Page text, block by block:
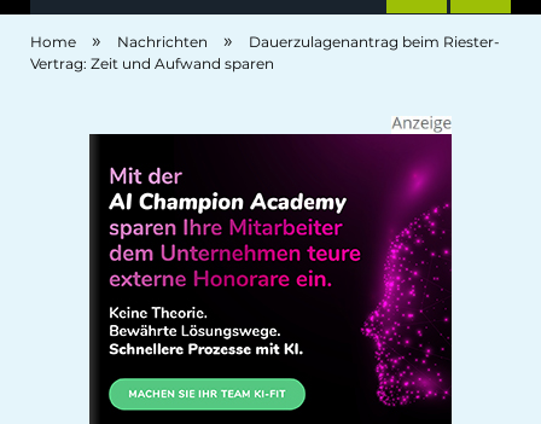
Home » Nachrichten »
Dauerzulagenantrag beim Riester-
Vertrag: Zeit und Aufwand sparen